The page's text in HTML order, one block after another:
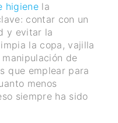
higienela
contar con un
y evitar la
la copa, vajilla
de
que emplear para
menos
siempre ha sido